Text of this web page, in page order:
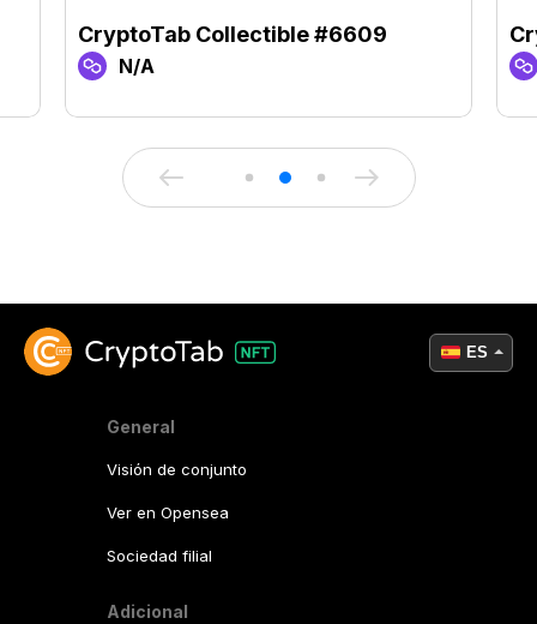
CryptoTab Collectible #6609
N/A
General
Visión de conjunto
Ver en Opensea
Sociedad filial
Adicional
ES